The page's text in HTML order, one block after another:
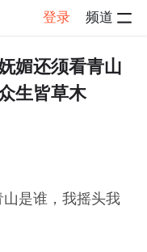
登录 频道
详情
媚还须看青山
生皆草木
是谁，我摇头我